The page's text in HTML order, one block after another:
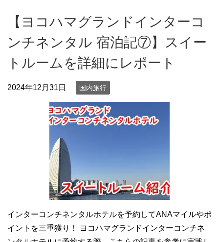
【ヨコハマグランドインターコ
ンチネンタル 宿泊記⑦】スイー
トルームを詳細にレポート
2024年12月31日 国内旅行
インターコンチネンタルホテルを予約してANAマイルやポ
イントを三重獲り！ ヨコハマグランドインターコンチネ